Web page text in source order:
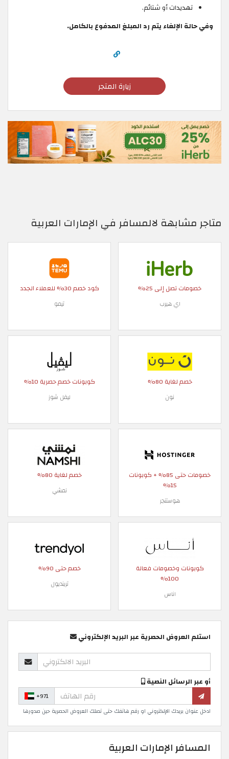
تهديدات أو شتائم.
وفي حالة الإلغاء يتم رد المبلغ المدفوع بالكامل.
زيارة المتجر
متاجر مشابهة لالمسافر في الإمارات العربية
خصومات تصل إلى 25%
اي هيرب
كود خصم 30% للعملاء الجدد
تيمو
خصم لغاية 80%
نون
كوبونات خصم حصرية 10%
ليفل شوز
خصومات حتى 85% + كوبونات
15%
هوستنجر
خصم لغاية 80%
نمشي
كوبونات وخصومات فعالة
100%
اناس
خصم حتى 90%
ترينديول
استلم العروض الحصرية عبر البريد الإلكتروني
أو عبر الرسائل النصية
+971
ادخل عنوان بريدك الإلكتروني او رقم هاتفك حتى تصلك العروض الحصرية حين صدورها
المسافر الإمارات العربية